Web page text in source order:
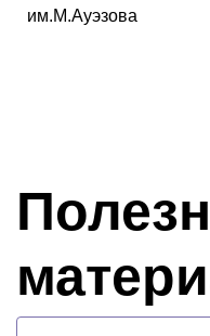
им.М.Ауэзова